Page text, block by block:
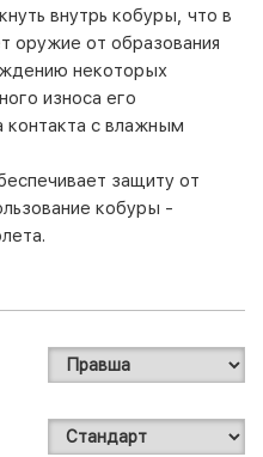
внутрь кобуры, что в
оружие от образования
некоторых
износа его
контакта с влажным
защиту от
кобуры -